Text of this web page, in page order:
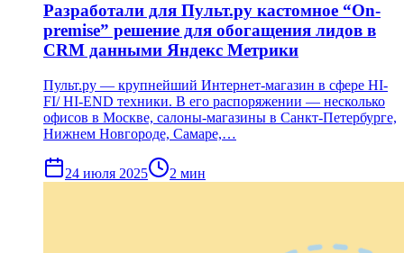
Разработали для Пульт.ру кастомное “On-
premise” решение для обогащения лидов в
CRM данными Яндекс Метрики
Пульт.ру — крупнейший Интернет-магазин в сфере HI-
FI/ HI-END техники. В его распоряжении ― несколько
офисов в Москве, салоны-магазины в Санкт-Петербурге,
Нижнем Новгороде, Самаре,…
24 июля 2025 2 мин